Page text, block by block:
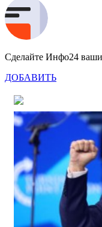
Сделайте Инфо24
ДОБАВИТЬ